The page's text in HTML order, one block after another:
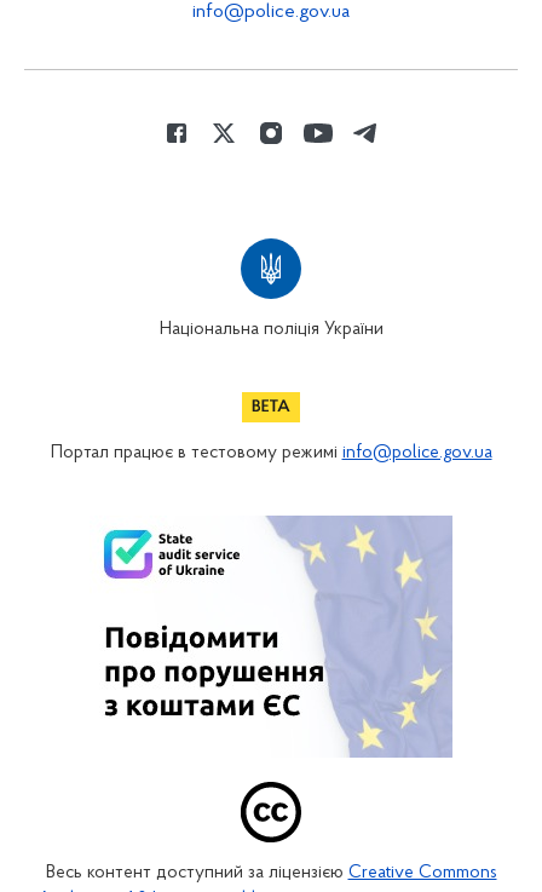
info@police.gov.ua
Національна поліція України
Портал працює в тестовому режимі info@police.gov.ua
Весь контент доступний за ліцензією Creative Commons